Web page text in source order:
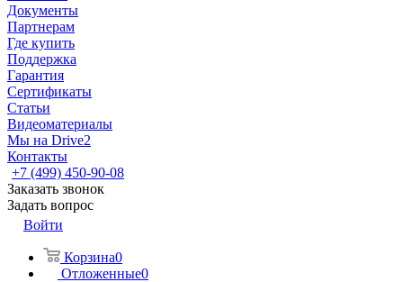
Документы
Партнерам
Где купить
Поддержка
Гарантия
Сертификаты
Статьи
Видеоматериалы
Мы на Drive2
Контакты
+7 (499) 450-90-08
Заказать звонок
Задать вопрос
Войти
Корзина0
Отложенные0